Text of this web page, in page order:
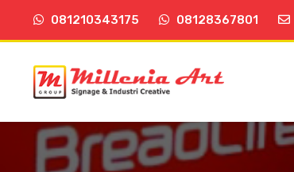
081210343175 08128367801